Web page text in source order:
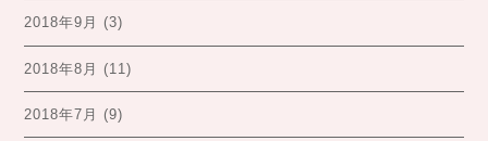
2018年9月 (3)
2018年8月 (11)
2018年7月 (9)